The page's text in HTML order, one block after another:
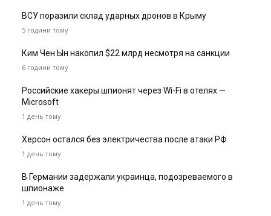
ВСУ поразили склад ударных дронов в Крыму
5 години тому
Ким Чен Ын накопил $22 млрд несмотря на санкции
6 години тому
Российские хакеры шпионят через Wi-Fi в отелях —
Microsoft
1 день тому
Херсон остался без электричества после атаки РФ
1 день тому
В Германии задержали украинца, подозреваемого в
шпионаже
1 день тому